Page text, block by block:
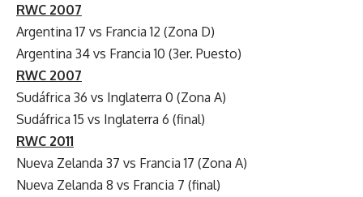
RWC 2007
Argentina 17 vs Francia 12 (Zona D)
Argentina 34 vs Francia 10 (3er. Puesto)
RWC 2007
Sudáfrica 36 vs Inglaterra 0 (Zona A)
Sudáfrica 15 vs Inglaterra 6 (final)
RWC 2011
Nueva Zelanda 37 vs Francia 17 (Zona A)
Nueva Zelanda 8 vs Francia 7 (final)